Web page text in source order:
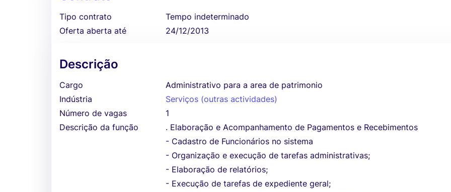
Tipo contrato
Tempo indeterminado
Oferta aberta até
24/12/2013
Descrição
Cargo
Administrativo para a area de patrimonio
Indústria
Serviços (outras actividades)
Número de vagas
1
Descrição da função
. Elaboração e Acompanhamento de Pagamentos e Recebimentos
- Cadastro de Funcionários no sistema
- Organização e execução de tarefas administrativas;
- Elaboração de relatórios;
- Execução de tarefas de expediente geral;